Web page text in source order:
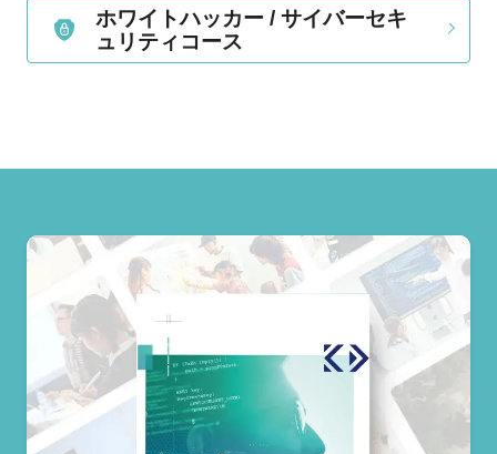
ホワイトハッカー / サイバーセキ
ュリティコース